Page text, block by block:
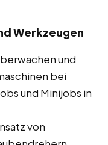
Werkzeugen
und
bei
und Minijobs in
von